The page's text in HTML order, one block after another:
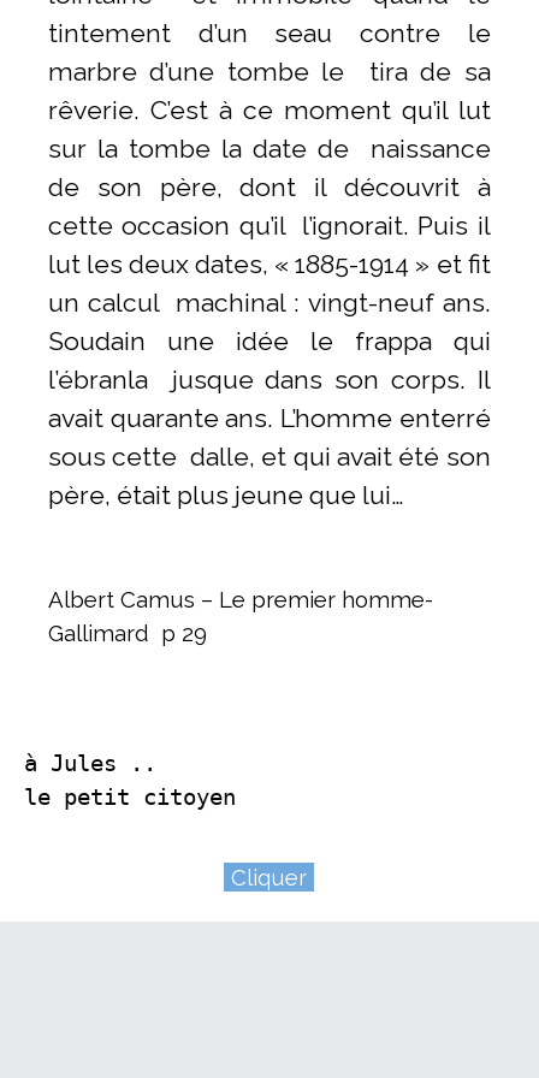
tintement d’un seau contre le
marbre d’une tombe le tira de sa
rêverie. C’est à ce moment qu’il lut
sur la tombe la date de naissance
de son père, dont il découvrit à
cette occasion qu’il l’ignorait. Puis il
lut les deux dates, « 1885-1914 » et fit
un calcul machinal : vingt-neuf ans.
Soudain une idée le frappa qui
l’ébranla jusque dans son corps. Il
avait quarante ans. L’homme enterré
sous cette dalle, et qui avait été son
père, était plus jeune que lui…
Albert Camus – Le premier homme-
Gallimard p 29
à Jules ..
le petit citoyen
Cliquer